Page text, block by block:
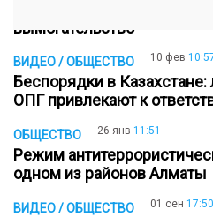
вымогательство
ВИДЕО / ОБЩЕСТВО 10 фев
Беспорядки в
ОПГ привлекают к
ОБЩЕСТВО 26 янв 11:51
Режим
одном из районов Алматы
ВИДЕО / ОБЩЕСТВО 01 сен 17:50